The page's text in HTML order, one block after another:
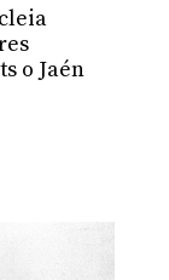
o Jaén